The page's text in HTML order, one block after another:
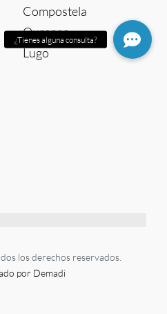
Compostela
Ourense
Lugo
los derechos reservados.
por Demadi